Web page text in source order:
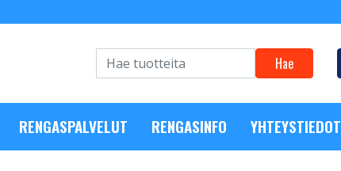
Hae
RENGASPALVELUT RENGASINFO YHTEYSTIEDOT